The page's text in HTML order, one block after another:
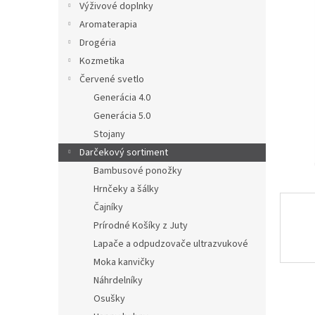
Výživové doplnky
Aromaterapia
Drogéria
Kozmetika
Červené svetlo
Generácia 4.0
Generácia 5.0
Stojany
Darčekový sortiment
Bambusové ponožky
Hrnčeky a šálky
Čajníky
Prírodné Košíky z Juty
Lapače a odpudzovače ultrazvukové
Moka kanvičky
Náhrdelníky
Osušky